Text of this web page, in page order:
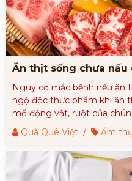
Ăn thịt sống chưa
Nguy cơ mắc bệnh nếu ăn
ngộ độc thực phẩm khi ăn
mổ động vật, ruột của
khuẩn ra bên ngoài.
Quà Quê Việt / Ẩm